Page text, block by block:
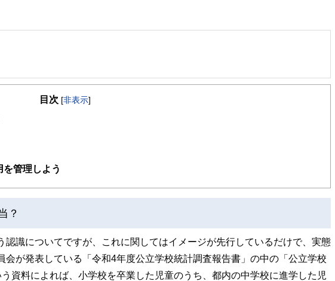
事を、日々の暮らしにどのような影響を与えるかという視点で、お金の知識がない方でも理解でき
、読者目線のコンテンツを追求しています。
ンナー、弁護士、税理士、宅地建物取引士、相続診断士、住宅ローンアドバイザー、DCプランナ
資アナリスト、キャリアコンサルタントなど150名以上の有資格者を執筆者・監修者として迎
するお金のコンシェルジュを目指します。
目次 [非表示]
管理しよう
？
認識についてですが、これに関してはイメージが先行しているだけで、実態
が発表している「令和4年度公立学校統計調査報告書」の中の「公立学校
資料によれば、小学校を卒業した児童のうち、都内の中学校に進学した児